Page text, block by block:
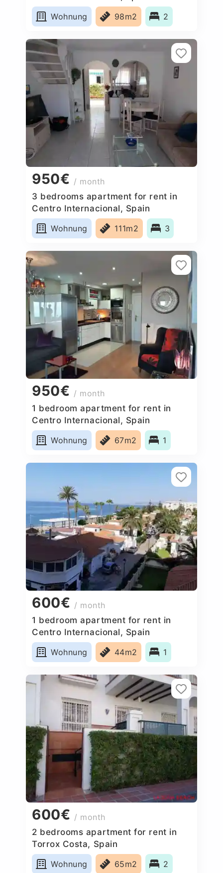
Wohnung
98m2 2
950€ / month
3 bedrooms apartment for rent in
Centro Internacional, Spain
Wohnung
111m2 3
950€ / month
1 bedroom apartment for rent in
Centro Internacional, Spain
Wohnung
67m2 1
600€ / month
1 bedroom apartment for rent in
Centro Internacional, Spain
Wohnung
44m2 1
600€ / month
2 bedrooms apartment for rent in
Torrox Costa, Spain
Wohnung
65m2 2